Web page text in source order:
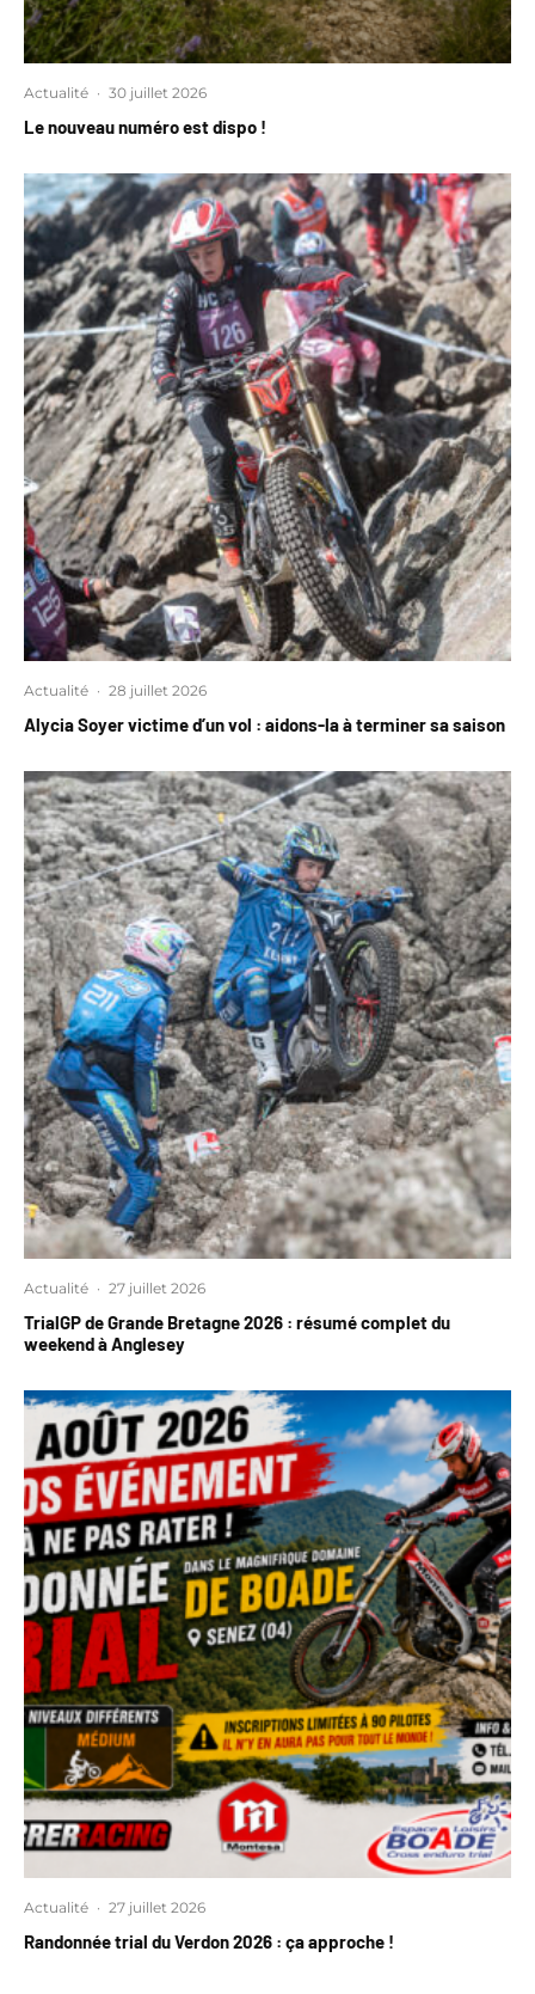
Actualité · 30 juillet 2026
Le nouveau numéro est dispo !
Actualité · 28 juillet 2026
Alycia Soyer victime d’un vol : aidons-la à terminer sa saison
Actualité · 27 juillet 2026
TrialGP de Grande Bretagne 2026 : résumé complet du
weekend à Anglesey
Actualité · 27 juillet 2026
Randonnée trial du Verdon 2026 : ça approche !